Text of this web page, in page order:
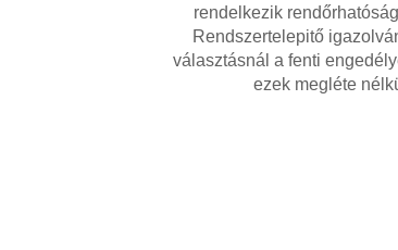
rendelkezik
Rendszertelepitő
választásnál a fenti
ezek megléte